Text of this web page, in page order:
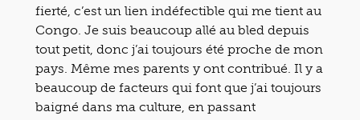
fierté, c’est un lien indéfectible qui me tient au
Congo. Je suis beaucoup allé au bled depuis
tout petit, donc j’ai toujours été proche de mon
pays. Même mes parents y ont contribué. Il y a
beaucoup de facteurs qui font que j’ai toujours
baigné dans ma culture, en passant